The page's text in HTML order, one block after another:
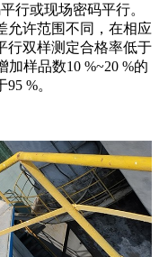
行或现场密码平行。
允许范围不同，在相应
行双样测定合格率低于
样品数10 %~20 %的
%。